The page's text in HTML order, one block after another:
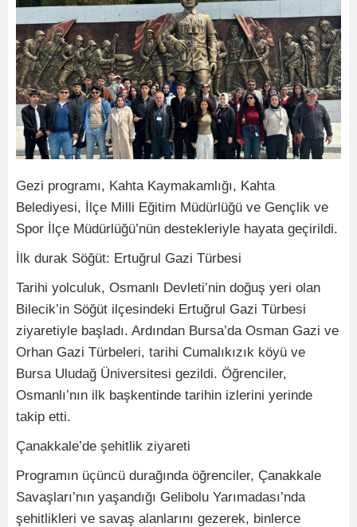
Gezi programı, Kahta Kaymakamlığı, Kahta
Belediyesi, İlçe Milli Eğitim Müdürlüğü ve Gençlik ve
Spor İlçe Müdürlüğü’nün destekleriyle hayata geçirildi.
İlk durak Söğüt: Ertuğrul Gazi Türbesi
Tarihi yolculuk, Osmanlı Devleti’nin doğuş yeri olan
Bilecik’in Söğüt ilçesindeki Ertuğrul Gazi Türbesi
ziyaretiyle başladı. Ardından Bursa’da Osman Gazi ve
Orhan Gazi Türbeleri, tarihi Cumalıkızık köyü ve
Bursa Uludağ Üniversitesi gezildi. Öğrenciler,
Osmanlı’nın ilk başkentinde tarihin izlerini yerinde
takip etti.
Çanakkale’de şehitlik ziyareti
Programın üçüncü durağında öğrenciler, Çanakkale
Savaşları’nın yaşandığı Gelibolu Yarımadası’nda
şehitlikleri ve savaş alanlarını gezerek, binlerce